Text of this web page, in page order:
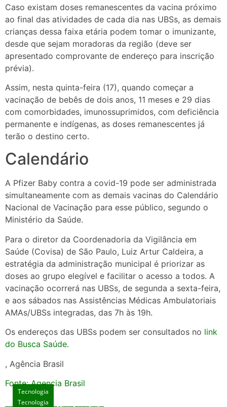
Caso existam doses remanescentes da vacina próximo
ao final das atividades de cada dia nas UBSs, as demais
crianças dessa faixa etária podem tomar o imunizante,
desde que sejam moradoras da região (deve ser
apresentado comprovante de endereço para inscrição
prévia).
Assim, nesta quinta-feira (17), quando começar a
vacinação de bebês de dois anos, 11 meses e 29 dias
com comorbidades, imunossuprimidos, com deficiência
permanente e indígenas, as doses remanescentes já
terão o destino certo.
Calendário
A Pfizer Baby contra a covid-19 pode ser administrada
simultaneamente com as demais vacinas do Calendário
Nacional de Vacinação para esse público, segundo o
Ministério da Saúde.
Para o diretor da Coordenadoria da Vigilância em
Saúde (Covisa) de São Paulo, Luiz Artur Caldeira, a
estratégia da administração municipal é priorizar as
doses ao grupo elegível e facilitar o acesso a todos. A
vacinação ocorrerá nas UBSs, de segunda a sexta-feira,
e aos sábados nas Assistências Médicas Ambulatoriais
AMAs/UBSs integradas, das 7h às 19h.
Os endereços das UBSs podem ser consultados no link
do Busca Saúde.
, Agência Brasil
Fonte: Agencia Brasil
Tecnologia
Tecnologia
Tecnologia